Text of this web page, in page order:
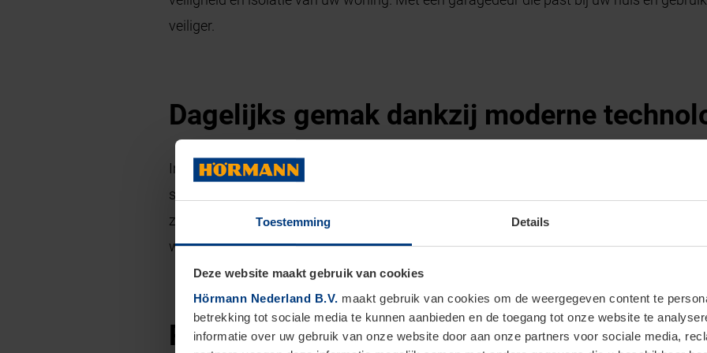
Toestemming Details
Deze website maakt gebruik van cookies
Hörmann Nederland B.V. maakt gebruik van cookies om de weergegeven content te
betrekking tot sociale media te kunnen aanbieden en de toegang tot onze website te
informatie over uw gebruik van onze website door aan onze partners voor sociale media,
veiliger.
Dagelijks gemak dankzij moderne
Inwoners van Maastricht kiezen steeds vaker voor gebruiksvriendelijke garagedeuren
slimme bediening via smartphone.
zoals ruimtebesparing of extra loopgemak. Goede isolatie voorkomt warmteverlies,
woonruimte.
Ruime keuze in modellen en uitvoeringen